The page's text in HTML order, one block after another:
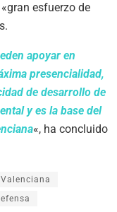
esfuerzo de
apoyar en
presencialidad,
de desarrollo de
y es la base del
«, ha concluido